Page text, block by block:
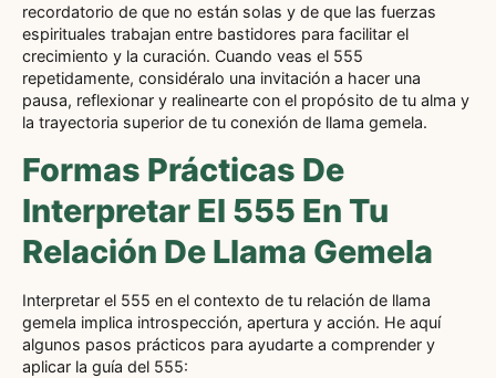
recordatorio de que no están solas y de que las fuerzas
espirituales trabajan entre bastidores para facilitar el
crecimiento y la curación. Cuando veas el 555
repetidamente, considéralo una invitación a hacer una
pausa, reflexionar y realinearte con el propósito de tu alma y
la trayectoria superior de tu conexión de llama gemela.
Formas Prácticas De
Interpretar El 555 En Tu
Relación De Llama Gemela
Interpretar el 555 en el contexto de tu relación de llama
gemela implica introspección, apertura y acción. He aquí
algunos pasos prácticos para ayudarte a comprender y
aplicar la guía del 555: